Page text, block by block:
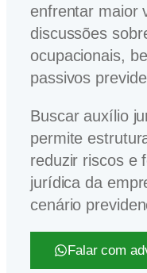
enfrentar maior
discussões
ocupacionais,
passivos
Buscar auxílio
permite
reduzir riscos e
jurídica da
cenário
Falar com